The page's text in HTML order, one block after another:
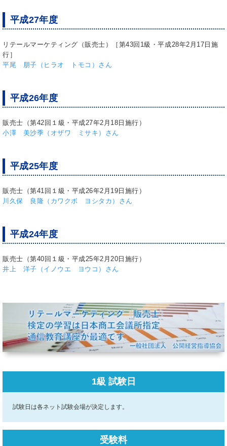
平成27年度
リテールマーケティング（販売士）［第43回1級・平成28年2月17日施
行］
平尾 朋子（ヒラオ トモコ）さん
平成26年度
販売士（第42回１級・平成27年2月18日施行）
小澤 美沙季（オザワ ミサキ）さん
平成25年度
販売士（第41回１級・平成26年2月19日施行）
川久保 良隆（カワクボ ヨシタカ）さん
平成24年度
販売士（第40回１級・平成25年2月20日施行）
井上 洋子（イノウエ ヨウコ）さん
1級 試験日
試験日は各ネット試験会場が決定します。
受験料